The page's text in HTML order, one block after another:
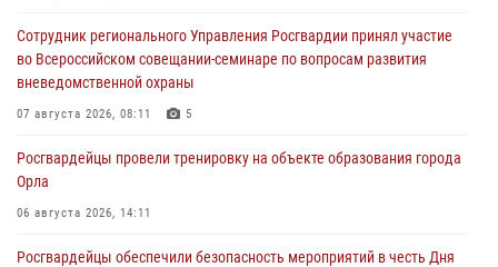
Сотрудник регионального Управления Росгвардии принял участие
во Всероссийском совещании-семинаре по вопросам развития
вневедомственной охраны
07 августа 2026, 08:11 5
Росгвардейцы провели тренировку на объекте образования города
Орла
06 августа 2026, 14:11
Росгвардейцы обеспечили безопасность мероприятий в честь Дня